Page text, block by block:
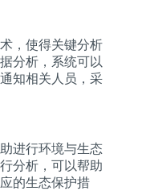
，使得关键分析
分析，系统可以
知相关人员，采
进行环境与生态
分析，可以帮助
的生态保护措